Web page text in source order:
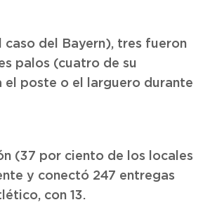
del Bayern), tres fueron
palos (cuatro de su
el poste o el larguero durante
(37 por ciento de los locales
y conectó 247 entregas
con 13.